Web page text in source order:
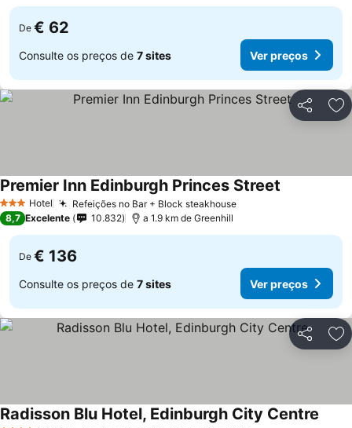
De € 62
Consulte os preços de 7 sites Ver preços
Partilhar
3 EstrelasHotel Refeições no Bar + Block steakhouse
Premier Inn Edinburgh Princes Street
8,7 Excelente 10.832 a 1.9 km de Greenhill
De € 136
Consulte os preços de 7 sites Ver preços
Partilhar
Radisson Blu Hotel, Edinburgh City Centre